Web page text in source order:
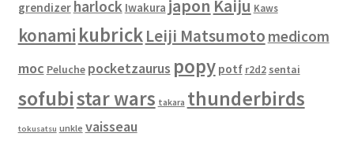
grendizer harlock Iwakura japon Kaiju Kaws
konami kubrickLeiji Matsumoto medicom
moc Peluche pocketzaurus popy potf r2d2 sentai
sofubistar wars takara thunderbirds
tokusatsu unkle vaisseau